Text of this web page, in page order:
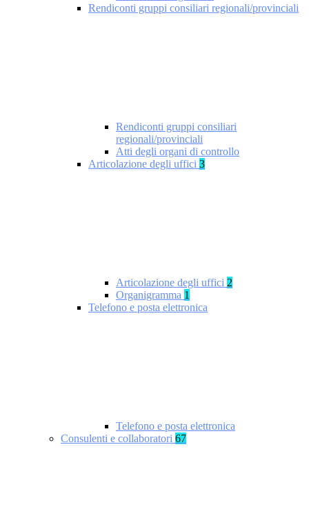
Rendiconti gruppi consiliari regionali/provinciali
Rendiconti gruppi consiliari
regionali/provinciali
Atti degli organi di controllo
Articolazione degli uffici 3
Articolazione degli uffici 2
Organigramma 1
Telefono e posta elettronica
Telefono e posta elettronica
Consulenti e collaboratori 67